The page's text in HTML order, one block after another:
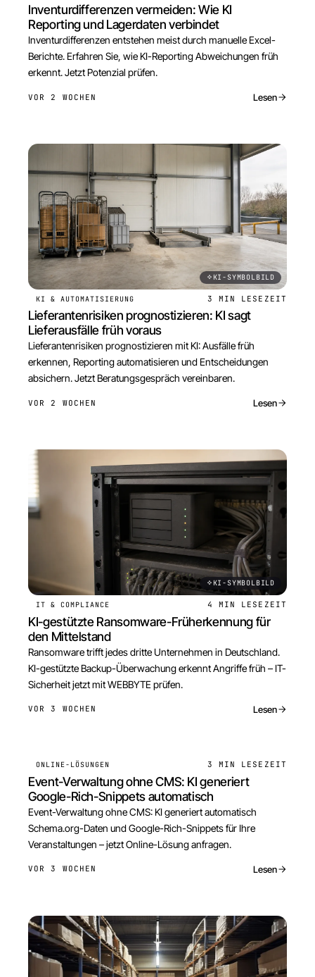
Inventurdifferenzen vermeiden: Wie KI
Reporting und Lagerdaten verbindet
Inventurdifferenzen entstehen meist durch manuelle Excel-
Berichte. Erfahren Sie, wie KI-Reporting Abweichungen früh
erkennt. Jetzt Potenzial prüfen.
VOR 2 WOCHEN Lesen
KI-SYMBOLBILD
KI & AUTOMATISIERUNG 3 MIN LESEZEIT
Lieferantenrisiken prognostizieren: KI sagt
Lieferausfälle früh voraus
Lieferantenrisiken prognostizieren mit KI: Ausfälle früh
erkennen, Reporting automatisieren und Entscheidungen
absichern. Jetzt Beratungsgespräch vereinbaren.
VOR 2 WOCHEN Lesen
KI-SYMBOLBILD
IT & COMPLIANCE 4 MIN LESEZEIT
KI-gestützte Ransomware-Früherkennung für
den Mittelstand
Ransomware trifft jedes dritte Unternehmen in Deutschland.
KI-gestützte Backup-Überwachung erkennt Angriffe früh – IT-
Sicherheit jetzt mit WEBBYTE prüfen.
VOR 3 WOCHEN Lesen
ONLINE-LÖSUNGEN 3 MIN LESEZEIT
Event-Verwaltung ohne CMS: KI generiert
Google-Rich-Snippets automatisch
Event-Verwaltung ohne CMS: KI generiert automatisch
Schema.org-Daten und Google-Rich-Snippets für Ihre
Veranstaltungen – jetzt Online-Lösung anfragen.
VOR 3 WOCHEN Lesen